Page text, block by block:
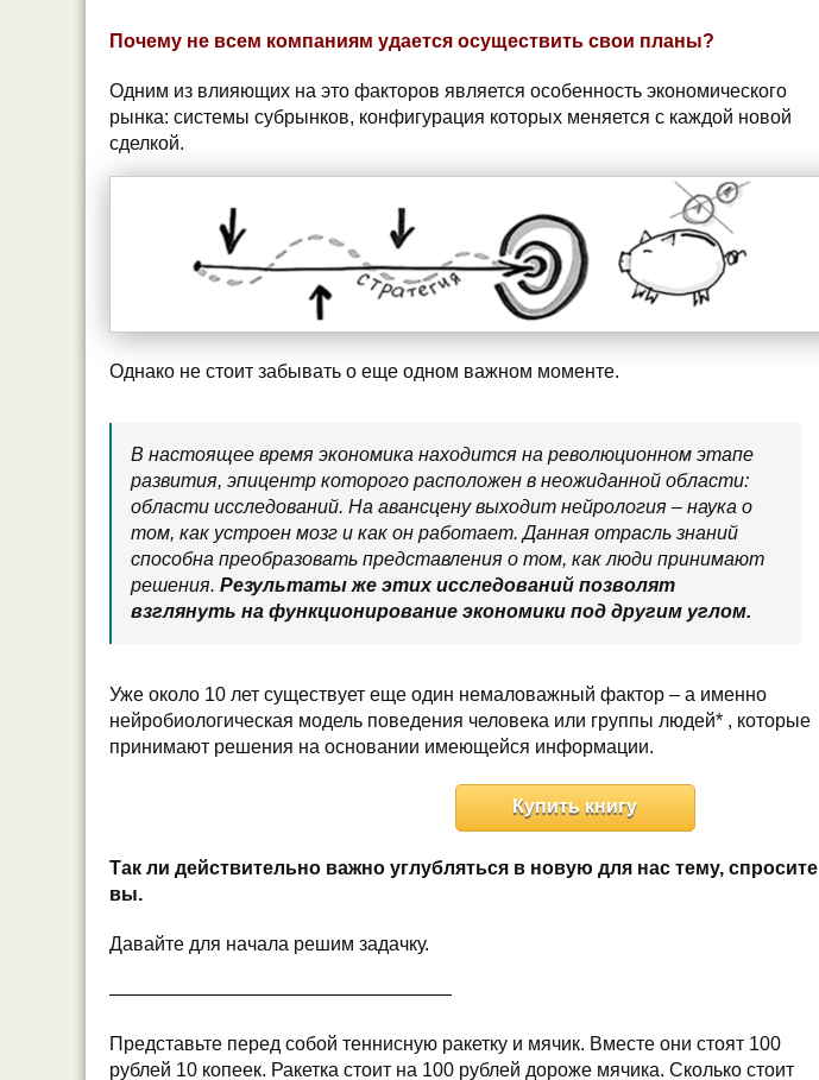
Почему не всем компаниям удается осуществить свои планы?
Одним из влияющих на это факторов является особенность экономического
рынка: системы субрынков, конфигурация которых меняется с каждой новой
сделкой.
Однако не стоит забывать о еще одном важном моменте.
В настоящее время экономика находится на революционном этапе
развития, эпицентр которого расположен в неожиданной области:
области исследований. На авансцену выходит нейрология – наука о
том, как устроен мозг и как он работает. Данная отрасль знаний
способна преобразовать представления о том, как люди принимают
решения. Результаты же этих исследований позволят
взглянуть на функционирование экономики под другим углом.
Уже около 10 лет существует еще один немаловажный фактор – а именно
нейробиологическая модель поведения человека или группы людей* , которые
принимают решения на основании имеющейся информации.
Купить книгу
Так ли действительно важно углубляться в новую для нас тему, спросите
вы.
Давайте для начала решим задачку.
——————————————————
Представьте перед собой теннисную ракетку и мячик. Вместе они стоят 100
рублей 10 копеек. Ракетка стоит на 100 рублей дороже мячика. Сколько стоит